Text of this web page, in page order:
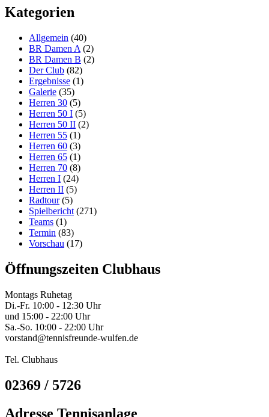
Kategorien
Allgemein (40)
BR Damen A (2)
BR Damen B (2)
Der Club (82)
Ergebnisse (1)
Galerie (35)
Herren 30 (5)
Herren 50 I (5)
Herren 50 II (2)
Herren 55 (1)
Herren 60 (3)
Herren 65 (1)
Herren 70 (8)
Herren I (24)
Herren II (5)
Radtour(5)
Spielbericht (271)
Teams (1)
Termin (83)
Vorschau (17)
Öffnungszeiten Clubhaus
Montags Ruhetag
Di.-Fr. 10:00 - 12:30 Uhr
und 15:00 - 22:00 Uhr
Sa.-So. 10:00 - 22:00 Uhr
vorstand@tennisfreunde-wulfen.de
Tel. Clubhaus
02369 / 5726
Adresse Tennisanlage